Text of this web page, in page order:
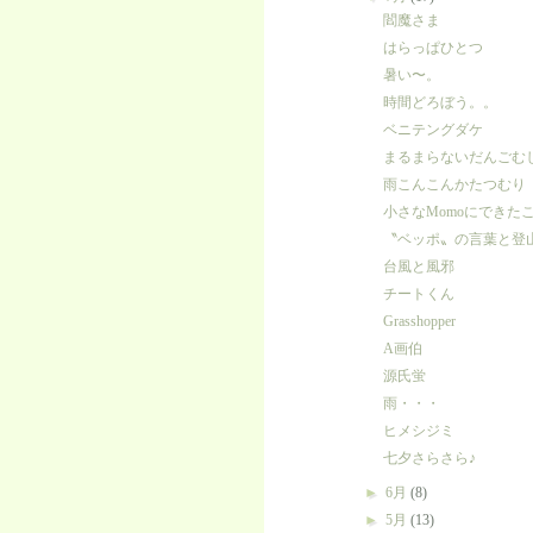
閻魔さま
はらっぱひとつ
暑い〜。
時間どろぼう。。
ベニテングダケ
まるまらないだんごむ
雨こんこんかたつむり
小さなMomoにできた
〝ベッポ〟の言葉と登
台風と風邪
チートくん
Grasshopper
A画伯
源氏蛍
雨・・・
ヒメシジミ
七夕さらさら♪
►6月(8)
►5月(13)